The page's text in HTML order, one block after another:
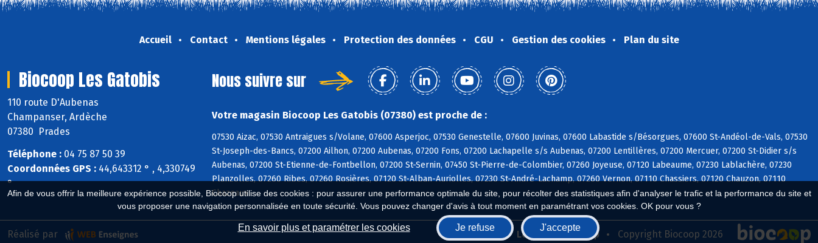
Afin de vous offrir la meilleure expérience possible, Biocoop utilise des cookies : pour assurer une performance optimale du site, pour récolter des statistiques afin d'analyser le trafic et la performance du site et
vous proposer une navigation personnalisée en toute sécurité. Vous pouvez changer d'avis à tout moment en paramétrant vos cookies. OK pour vous ?
En savoir plus et paramétrer les cookies Je refuse J'accepte
Accueil Contact Mentions légales Protection des données CGU Gestion des cookies Plan du site
Biocoop Les Gatobis
110 route D'Aubenas
Champanser, Ardèche
07380 Prades
Téléphone : 04 75 87 50 39
Coordonnées GPS : 44,643312 ° , 4,330749
°
Nous suivre sur
Votre magasin Biocoop Les Gatobis (07380) est proche de :
07530 Aizac, 07530 Antraigues s/Volane, 07600 Asperjoc, 07530 Genestelle, 07600 Juvinas, 07600 Labastide s/Bésorgues, 07600 St-Andéol-de-Vals, 07530
St-Joseph-des-Bancs, 07200 Ailhon, 07200 Aubenas, 07200 Fons, 07200 Lachapelle s/s Aubenas, 07200 Lentillères, 07200 Mercuer, 07200 St-Didier s/s
Aubenas, 07200 St-Etienne-de-Fontbellon, 07200 St-Sernin, 07450 St-Pierre-de-Colombier, 07260 Joyeuse, 07120 Labeaume, 07230 Lablachère, 07230
Planzolles, 07260 Ribes, 07260 Rosières, 07120 St-Alban-Auriolles, 07230 St-André-Lachamp, 07260 Vernon, 07110 Chassiers, 07120 Chauzon, 07110
Chazeaux
Biocoop.fr Le réseau Biocoop Copyright Biocoop 2026
Réalisé par